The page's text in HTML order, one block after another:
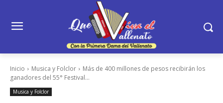
Inicio Musica y Folclor
Más de 400 millones de pesos recibirán los
ganadores del 55° Festival...
Musica y Folclor